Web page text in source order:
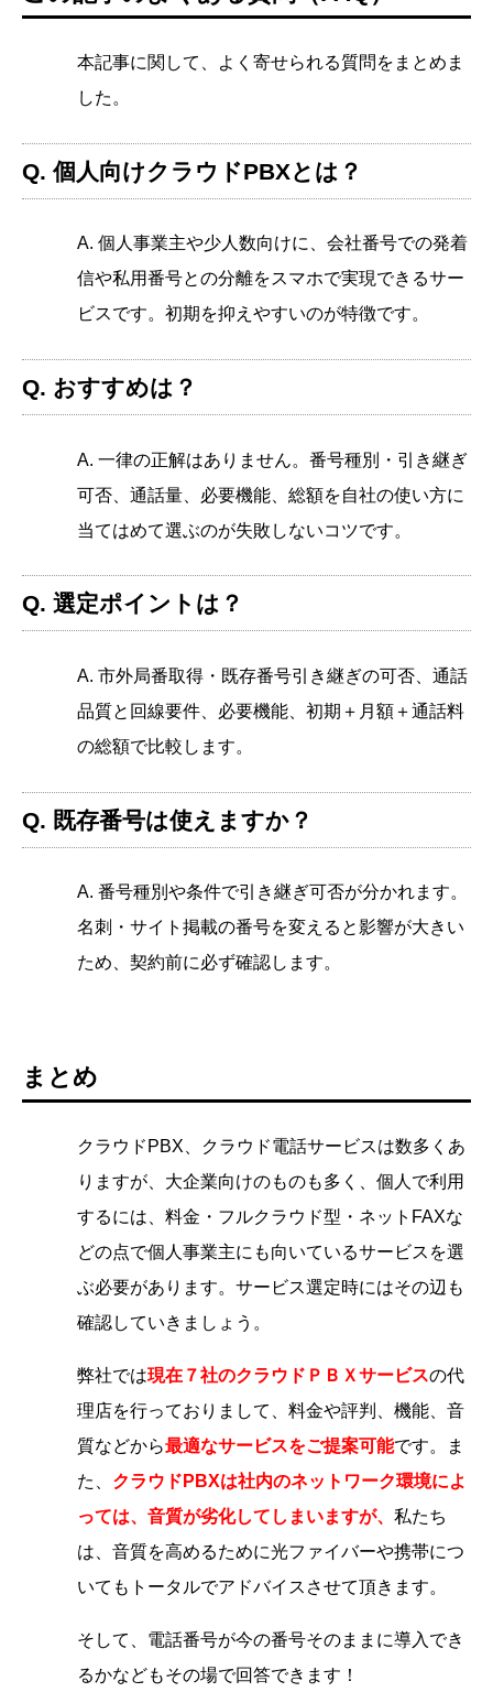
本記事に関して、よく寄せられる質問をまとめま
した。
Q. 個人向けクラウドPBXとは？
A. 個人事業主や少人数向けに、会社番号での発着
信や私用番号との分離をスマホで実現できるサー
ビスです。初期を抑えやすいのが特徴です。
Q. おすすめは？
A. 一律の正解はありません。番号種別・引き継ぎ
可否、通話量、必要機能、総額を自社の使い方に
当てはめて選ぶのが失敗しないコツです。
Q. 選定ポイントは？
A. 市外局番取得・既存番号引き継ぎの可否、通話
品質と回線要件、必要機能、初期＋月額＋通話料
の総額で比較します。
Q. 既存番号は使えますか？
A. 番号種別や条件で引き継ぎ可否が分かれます。
名刺・サイト掲載の番号を変えると影響が大きい
ため、契約前に必ず確認します。
まとめ
クラウドPBX、クラウド電話サービスは数多くあ
りますが、大企業向けのものも多く、個人で利用
するには、料金・フルクラウド型・ネットFAXな
どの点で個人事業主にも向いているサービスを選
ぶ必要があります。サービス選定時にはその辺も
確認していきましょう。
弊社では現在７社のクラウドＰＢＸサービスの代
理店を行っておりまして、料金や評判、機能、音
質などから最適なサービスをご提案可能です。ま
た、 クラウドPBXは社内のネットワーク環境によ
っては、音質が劣化してしまいますが、 私たち
は、音質を高めるために光ファイバーや携帯につ
いてもトータルでアドバイスさせて頂きます。
そして、電話番号が今の番号そのままに導入でき
るかなどもその場で回答できます！